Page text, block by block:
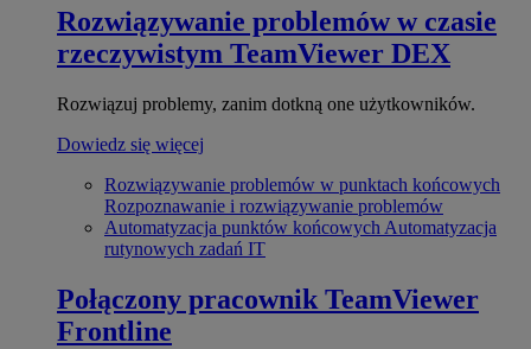
Rozwiązywanie problemów w czasie
rzeczywistym TeamViewer DEX
Rozwiązuj problemy, zanim dotkną one użytkowników.
Dowiedz się więcej
Rozwiązywanie problemów w punktach końcowych
Rozpoznawanie i rozwiązywanie problemów
Automatyzacja punktów końcowych Automatyzacja
rutynowych zadań IT
Połączony pracownik TeamViewer
Frontline